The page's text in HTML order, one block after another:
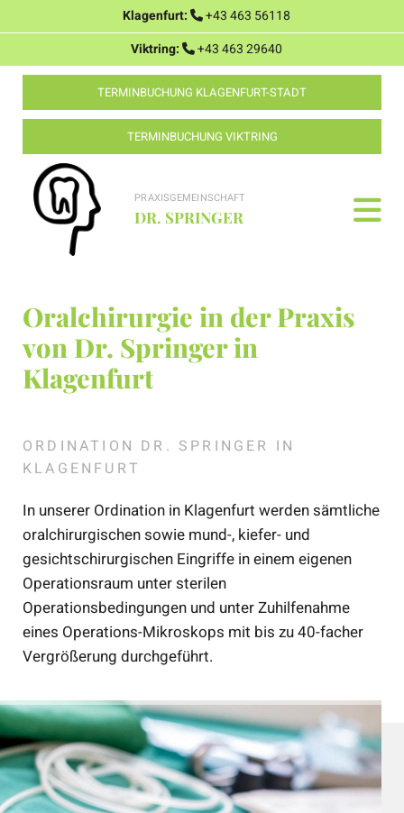
Klagenfurt:  +43 463 56118
Viktring:  +43 463 29640
TERMINBUCHUNG KLAGENFURT-STADT
TERMINBUCHUNG VIKTRING
PRAXISGEMEINSCHAFT
DR. SPRINGER
Oralchirurgie in der Praxis
von Dr. Springer in
Klagenfurt
ORDINATION DR. SPRINGER IN
KLAGENFURT
In unserer Ordination in Klagenfurt werden sämtliche
oralchirurgischen sowie mund-, kiefer- und
gesichtschirurgischen Eingriffe in einem eigenen
Operationsraum unter sterilen
Operationsbedingungen und unter Zuhilfenahme
eines Operations-Mikroskops mit bis zu 40-facher
Vergrößerung durchgeführt.